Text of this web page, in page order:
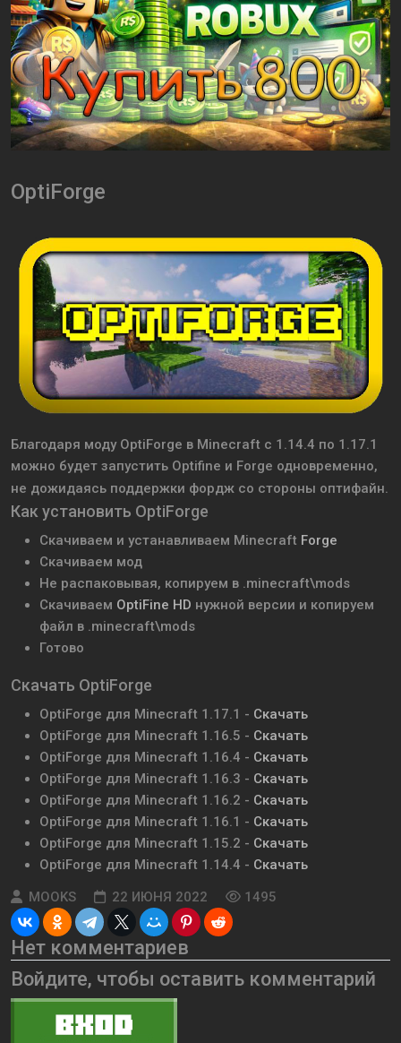
OptiForge
Благодаря моду OptiForge в Minecraft с 1.14.4 по 1.17.1
можно будет запустить Optifine и Forge одновременно,
не дожидаясь поддержки фордж со стороны оптифайн.
Как установить OptiForge
Скачиваем и устанавливаем Minecraft Forge
Скачиваем мод
Не распаковывая, копируем в .minecraft\mods
Скачиваем OptiFine HD нужной версии и копируем
файл в .minecraft\mods
Готово
Скачать OptiForge
OptiForge для Minecraft 1.17.1 - Скачать
OptiForge для Minecraft 1.16.5 - Скачать
OptiForge для Minecraft 1.16.4 - Скачать
OptiForge для Minecraft 1.16.3 - Скачать
OptiForge для Minecraft 1.16.2 - Скачать
OptiForge для Minecraft 1.16.1 - Скачать
OptiForge для Minecraft 1.15.2 - Скачать
OptiForge для Minecraft 1.14.4 - Скачать
MOOKS
22 ИЮНЯ 2022 1495
Нет комментариев
Войдите, чтобы оставить комментарий